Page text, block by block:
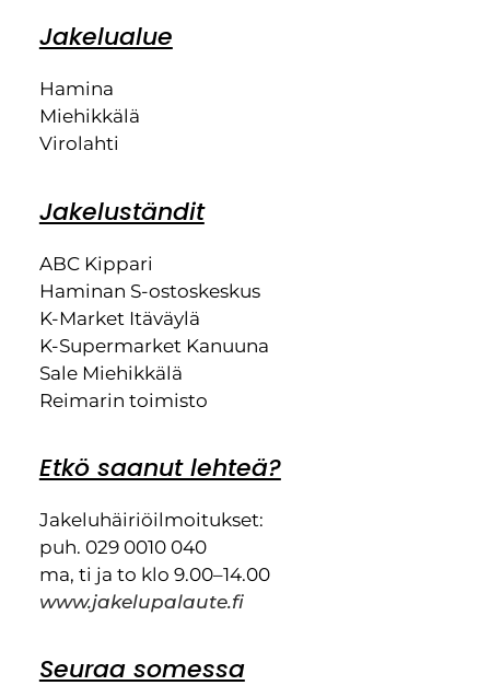
Jakelualue
Hamina
Miehikkälä
Virolahti
Jakeluständit
ABC Kippari
Haminan S-ostoskeskus
K-Market Itäväylä
K-Supermarket Kanuuna
Sale Miehikkälä
Reimarin toimisto
Etkö saanut lehteä?
Jakeluhäiriöilmoitukset:
puh. 029 0010 040
ma, ti ja to klo 9.00–14.00
www.jakelupalaute.fi
Seuraa somessa